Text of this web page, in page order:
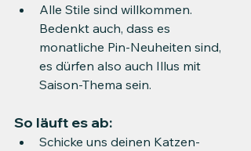
Alle Stile sind willkommen.
Bedenkt auch, dass es
monatliche Pin-Neuheiten sind,
es dürfen also auch Illus mit
Saison-Thema sein.
So läuft es ab:
Schicke uns deinen Katzen-